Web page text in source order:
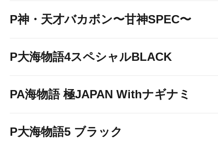
P神・天才バカボン〜甘神SPEC〜
P大海物語4スペシャルBLACK
PA海物語 極JAPAN Withナギナミ
P大海物語5 ブラック